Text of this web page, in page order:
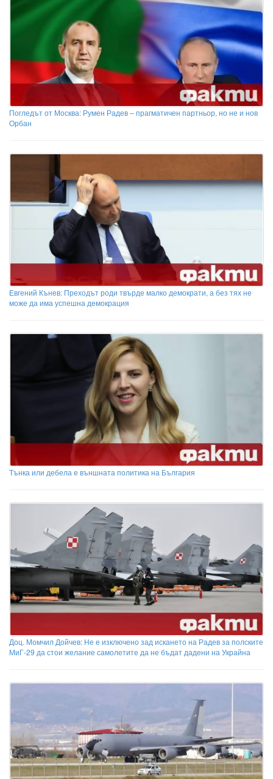
Погледът от Москва: Румен Радев – прагматичен партньор, но не и нов
Орбан
Евгений Кънев: Преходът роди твърде малко демократи, а без тях не
може да има успешна демокрация
Тънка или дебела е външната политика на България
Доц. Момчил Дойчев: Не е изключено зад искането на Радев за полските
МиГ-29 да стои желание самолетите да не бъдат дадени на Украйна